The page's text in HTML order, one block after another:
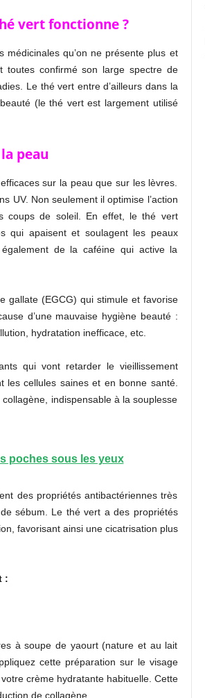
vert fonctionne ?
qu’on ne présente plus et
toutes confirmé son large spectre de
Le thé vert entre d’ailleurs dans la
(le thé vert est largement utilisé
peau
sur la peau que sur les lèvres.
UV. Non seulement il optimise l’action
coups de soleil. En effet, le thé vert
qui apaisent et soulagent les peaux
de la caféine qui active la
gallate (EGCG) qui stimule et favorise
d’une mauvaise hygiène beauté :
hydratation inefficace, etc.
qui vont retarder le vieillissement
les cellules saines et en bonne santé.
indispensable à la souplesse
poches sous les yeux
des propriétés antibactériennes très
sébum. Le thé vert a des propriétés
favorisant ainsi une cicatrisation plus
:
à soupe de yaourt (nature et au lait
cette préparation sur le visage
crème hydratante habituelle. Cette
de collagène.